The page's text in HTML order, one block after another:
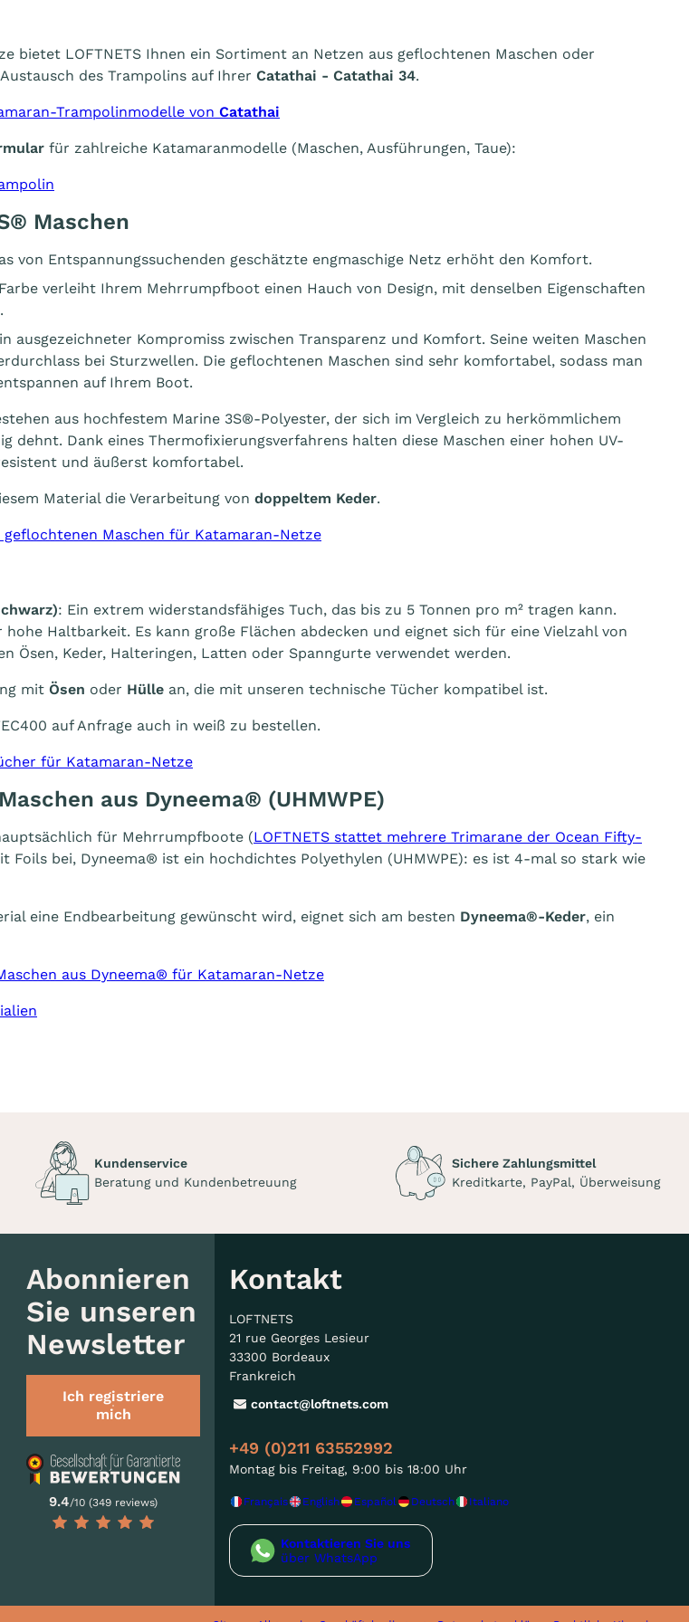
bietet LOFTNETS Ihnen ein Sortiment an Netzen aus geflochtenen Maschen oder
des Trampolins auf Ihrer Catathai - Catathai 34.
Trampolinmodelle von Catathai
für zahlreiche Katamaranmodelle (Maschen, Ausführungen, Taue):
Maschen
von Entspannungssuchenden geschätzte engmaschige Netz erhöht den Komfort.
verleiht Ihrem Mehrrumpfboot einen Hauch von Design, mit denselben Eigenschaften
ausgezeichneter Kompromiss zwischen Transparenz und Komfort. Seine weiten Maschen
bei Sturzwellen. Die geflochtenen Maschen sind sehr komfortabel, sodass man
auf Ihrem Boot.
aus hochfestem Marine 3S®-Polyester, der sich im Vergleich zu herkömmlichem
dehnt. Dank eines Thermofixierungsverfahrens halten diese Maschen einer hohen UV-
und äußerst komfortabel.
Material die Verarbeitung von doppeltem Keder.
Maschen für Katamaran-Netze
): Ein extrem widerstandsfähiges Tuch, das bis zu 5 Tonnen pro m² tragen kann.
Haltbarkeit. Es kann große Flächen abdecken und eignet sich für eine Vielzahl von
Ösen, Keder, Halteringen, Latten oder Spanngurte verwendet werden.
mit Ösen oder Hülle an, die mit unseren technische Tücher kompatibel ist.
auf Anfrage auch in weiß zu bestellen.
für Katamaran-Netze
aus Dyneema® (UHMWPE)
für Mehrrumpfboote (LOFTNETS stattet mehrere Trimarane der Ocean Fifty-
Foils bei, Dyneema® ist ein hochdichtes Polyethylen (UHMWPE): es ist 4-mal so stark wie
eine Endbearbeitung gewünscht wird, eignet sich am besten Dyneema®-Keder, ein
aus Dyneema® für Katamaran-Netze
Kundenservice
Beratung und Kundenbetreuung
Sichere Zahlungsmittel
Kreditkarte, PayPal, Überweisung
Abonnieren
Sie unseren
Newsletter
Ich registriere
mich
9.4/10 (349 reviews)
Kontakt
LOFTNETS
21 rue Georges Lesieur
33300 Bordeaux
Frankreich
contact@loftnets.com
+49 (0)211 63552992
Montag bis Freitag, 9:00 bis 18:00 Uhr
Français English Español Deutsch Italiano
Kontaktieren Sie uns
über WhatsApp